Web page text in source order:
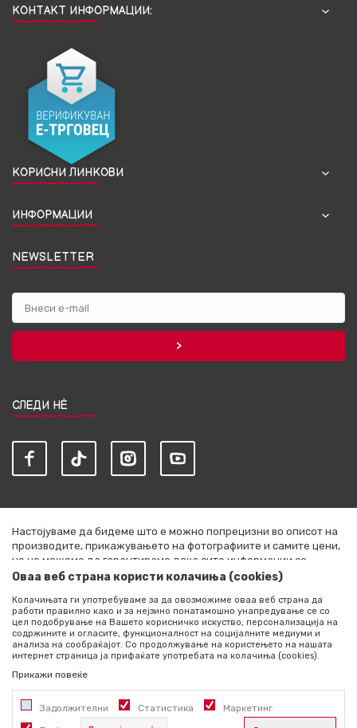
КОНТАКТ ИНФОРМАЦИИ:
КОРИСНИ ЛИНКОВИ
ИНФОРМАЦИИ
NEWSLETTER
СЛЕДИ НЀ
Настојуваме да бидеме што е можно попрецизни во описот на
производите, прикажувањето на фотографиите и самите цени,
но не можеме да гарантираме дека сите информации се
комплетни и без грешки. Сите артикли прикажани на сајтот се
секој момент. Расположливоста на производите можете да ја
проверите со повик на +389 76 444 490
©2026 literatura.mk, Изработено одNB SOFT. Сите права
задржани.
Оваа веб страна користи колачиња (cookies)
Колачињата ги употребуваме за да овозможиме оваа веб страна да
работи правилно како и за нејзино понатамошно унапредување се со
цел подобрување на Вашето корисничко искуство, персонализација на
содржините и огласите, функционалност на социјалните медиуми и
анализа на сообраќајот. Со продолжување на користењето на нашата
интернет страница ја прифаќате употребата на колачиња (cookies).
Прикажи повеќе
Задолжителни Статистика Маркетинг